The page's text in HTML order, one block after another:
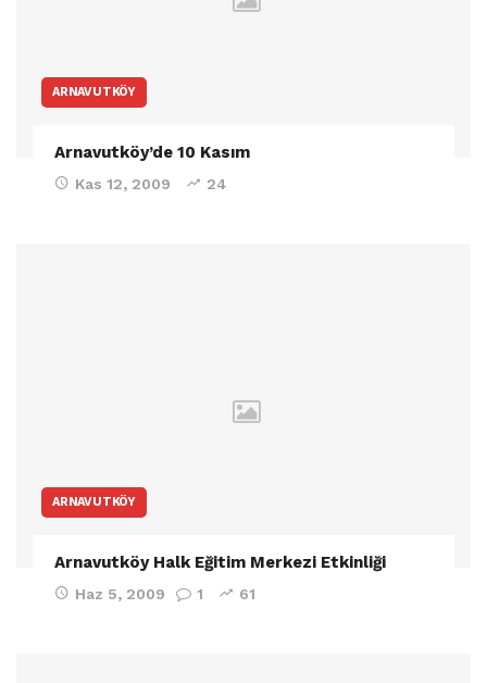
ARNAVUTKÖY
Arnavutköy’de 10 Kasım
Kas 12, 2009 24
ARNAVUTKÖY
Arnavutköy Halk Eğitim Merkezi Etkinliği
Haz 5, 2009 1 61